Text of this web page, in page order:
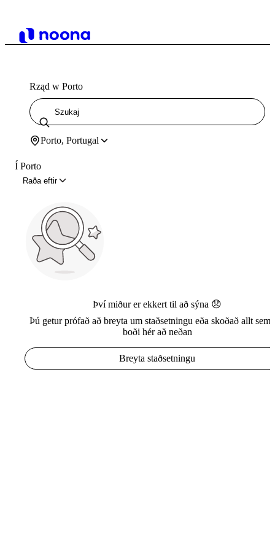
Rząd w Porto
Porto, Portugal
Í Porto
Raða eftir
Því miður er ekkert til að sýna 😞
Þú getur prófað að breyta um staðsetningu eða skoðað allt sem
boði hér að neðan
Breyta staðsetningu